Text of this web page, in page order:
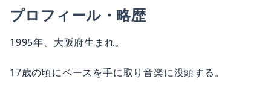
プロフィール・略歴
1995年、大阪府生まれ。
17歳の頃にベースを手に取り音楽に没頭する。